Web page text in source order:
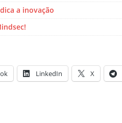
a inovação
LinkedIn X